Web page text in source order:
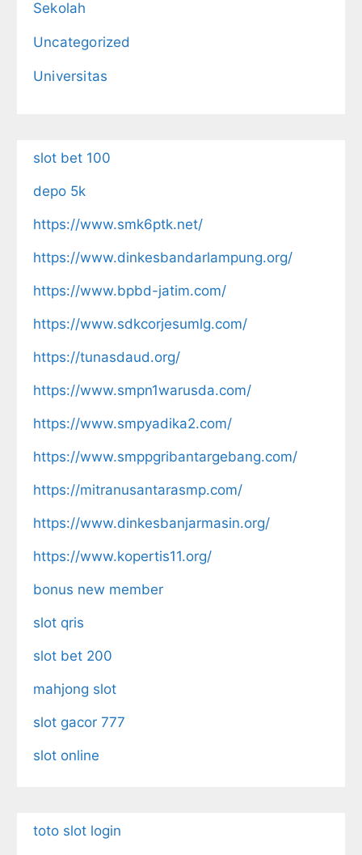
Sekolah
Uncategorized
Universitas
slot bet 100
depo 5k
https://www.smk6ptk.net/
https://www.dinkesbandarlampung.org/
https://www.bpbd-jatim.com/
https://www.sdkcorjesumlg.com/
https://tunasdaud.org/
https://www.smpn1warusda.com/
https://www.smpyadika2.com/
https://www.smppgribantargebang.com/
https://mitranusantarasmp.com/
https://www.dinkesbanjarmasin.org/
https://www.kopertis11.org/
bonus new member
slot qris
slot bet 200
mahjong slot
slot gacor 777
slot online
toto slot login